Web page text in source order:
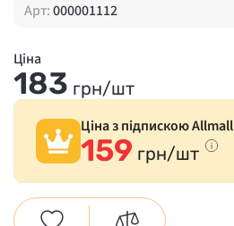
Арт:000001112
Ціна
183 грн/шт
Ціна з підпискою Allmall
159 грн/шт